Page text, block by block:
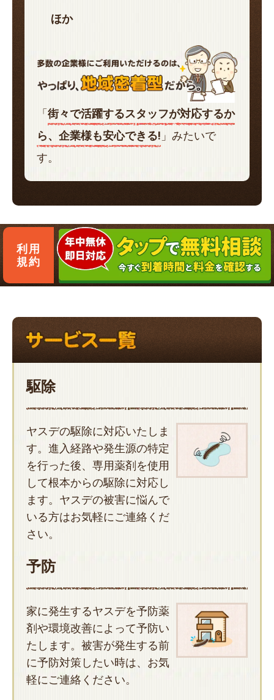
ほか
「街々で活躍するスタッフが対応するか
ら、企業様も安心できる! 」みたいで
す。
利用
規約
駆除
ヤスデの駆除に対応いたしま
す。進入経路や発生源の特定
を行った後、専用薬剤を使用
して根本からの駆除に対応し
ます。ヤスデの被害に悩んで
いる方はお気軽にご連絡くだ
さい。
予防
家に発生するヤスデを予防薬
剤や環境改善によって予防い
たします。被害が発生する前
に予防対策したい時は、お気
軽にご連絡ください。